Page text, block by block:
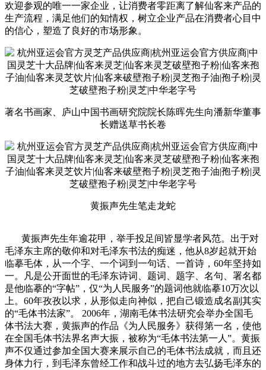
欢迎参观的唯一一家企业，让消费者零距离了解仙客来产品的
生产流程，满足他们的知情权，树立企业产品在消费者心目中
的信心，塑造了良好的市场形象。
著名书画家、庐山中国书画研究院院长陈晖先生向潘新华董事
长赠送草书长卷
黄振声先生笔走龙蛇
黄振声先生年逾花甲，举手投足间皆显学者风范。出于对
毛泽东主席的敬仰和对毛泽东书法的痴迷，他从8岁起就开始
临摹毛体，从一个字、一个词到一句话、一首诗，60年坚持如
一。凡是公开面世的毛泽东诗词、题词、题字、名句、署名都
是他临摹的“字帖”，仅“为人民服务”的题词他就临摹10万次以
上。60年孜孜以求，从形似走向神似，把自己锻造成名副其实
的“毛体书法家”。 2006年，湖南毛体书法研究会举办全国毛
体书法大赛，黄振声的作品《为人民服务》获得第一名，使他
在全国毛体书法界名声大振，被称为“毛体书法第一人”。黄振
声不仅通过参加全国大赛来展示自己的毛体书法成就，而且还
身体力行，到毛泽东曾经工作和战斗过的地方去弘扬毛泽东的